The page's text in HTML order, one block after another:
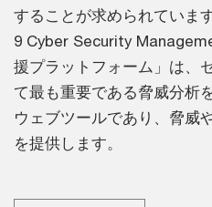
することが求められていま
9 Cyber Security
援プラットフォーム」は、
て最も重要である脅威分析
ウェブツールであり、脅威
を提供します。